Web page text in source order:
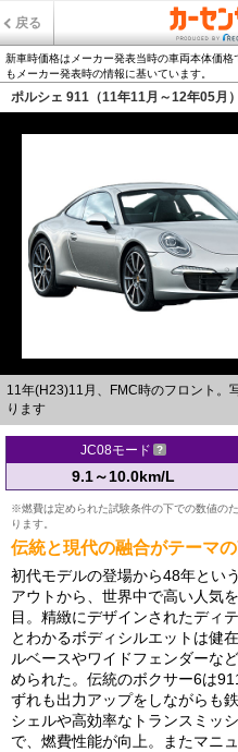
戻る
新車時価格はメーカー発表当時の車両本体価
もメーカー発表時の情報に基いています。
ポルシェ 911（11年11月～12年05月
11年(H23)11月、FMC時のフロント。
ります
JC08モード
9.1～10.0km/L
※燃費は定められた試験条件の下での数値の
ります。
伝統と現代の融合がテーマ
初代モデルの登場から48年とい
アウトから、世界中で高い人気
目。精緻にデザインされたディ
とわかるボディシルエットは健
ルベースやワイドフェンダーな
められた。伝統のボクサー6は
ずれも出力アップをしながらも
シェルや高効率なトランスミッ
で、燃費性能が向上。またマニ